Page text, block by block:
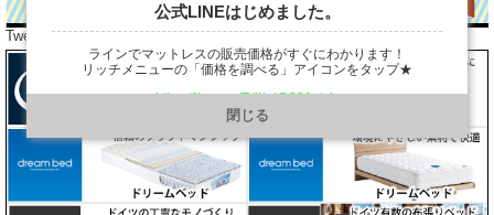
Tweets by araibed300
公式LINEはじめました。
ラインでマットレスの販売価格がすぐにわかります！
リッチメニューの「価格を調べる」アイコンをタップ★
https://line.me/R/ti/p/@901ptzjz
閉じる